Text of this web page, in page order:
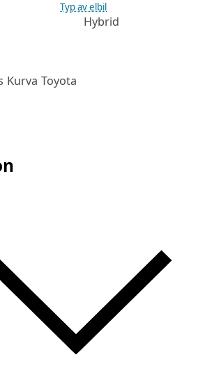
Typ av elbil
Hybrid
Kurva Toyota